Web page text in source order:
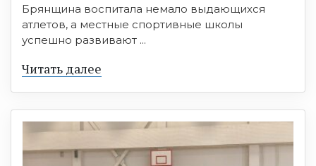
Брянщина воспитала немало выдающихся
атлетов, а местные спортивные школы
успешно развивают ...
Читать далее